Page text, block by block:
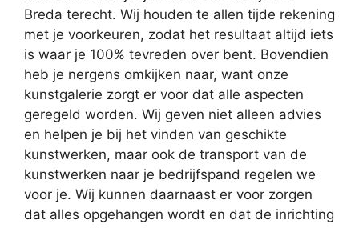
Breda terecht. Wij houden te allen tijde rekening
met je voorkeuren, zodat het resultaat altijd iets
is waar je 100% tevreden over bent. Bovendien
heb je nergens omkijken naar, want onze
kunstgalerie zorgt er voor dat alle aspecten
geregeld worden. Wij geven niet alleen advies
en helpen je bij het vinden van geschikte
kunstwerken, maar ook de transport van de
kunstwerken naar je bedrijfspand regelen we
voor je. Wij kunnen daarnaast er voor zorgen
dat alles opgehangen wordt en dat de inrichting